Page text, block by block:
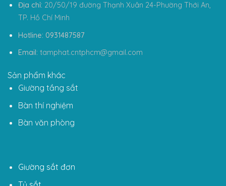
Địa chỉ: 20/50/19 đường Thạnh Xuân 24-Phường Thới An,
TP. Hồ Chí Minh
Hotline: 0931487587
Email: tamphat.cntphcm@gmail.com
Sản phẩm khác
Giường tầng sắt
Bàn thí nghiệm
Bàn văn phòng
Giường sắt đơn